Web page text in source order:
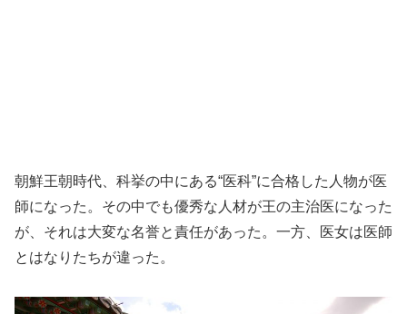
朝鮮王朝時代、科挙の中にある“医科”に合格した人物が医
師になった。その中でも優秀な人材が王の主治医になった
が、それは大変な名誉と責任があった。一方、医女は医師
とはなりたちが違った。